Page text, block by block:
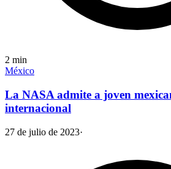
2 min
México
La NASA admite a joven
internacional
27 de julio de 2023·